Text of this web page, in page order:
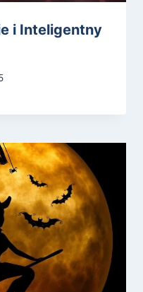
i Inteligentny